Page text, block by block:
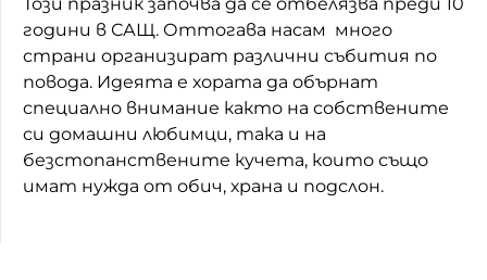
години в САЩ. Оттогава насам много
страни организират различни събития по
повода. Идеята е хората да обърнат
специално внимание както на собствените
си домашни любимци, така и на
безстопанствените кучета, които също
имат нужда от обич, храна и подслон.